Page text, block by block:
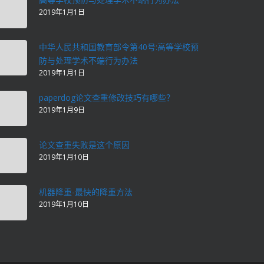
2019年1月1日
中华人民共和国教育部令第40号:高等学校预
防与处理学术不端行为办法
2019年1月1日
paperdog论文查重修改技巧有哪些？
2019年1月9日
论文查重失败是这个原因
2019年1月10日
机器降重-最快的降重方法
2019年1月10日